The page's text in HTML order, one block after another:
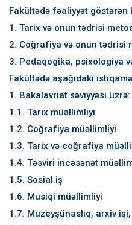
Fakültədə fəaliyyət
1. Tarix və onun tədrisi
2. Coğrafiya və onun tədrisi
3. Pedaqogika, psixologiya
Fakültədə aşağıdakı
1. Bakalavriat səviyyəsi üzrə:
1.1. Tarix müəllimliyi
1.2. Coğrafiya müəllimliyi
1.3. Tarix və coğrafiya
1.4. Təsviri incəsənət
1.5. Sosial iş
1.6. Musiqi müəllimliyi
1.7. Muzeyşünaslıq, arxiv